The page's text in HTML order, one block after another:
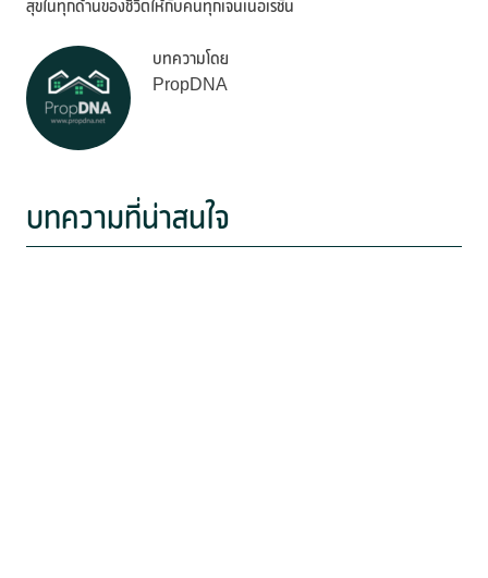
สุขในทุกด้านของชีวิตให้กับคนทุกเจนเนอเรชัน
บทความโดย
PropDNA
บทความที่น่าสนใจ